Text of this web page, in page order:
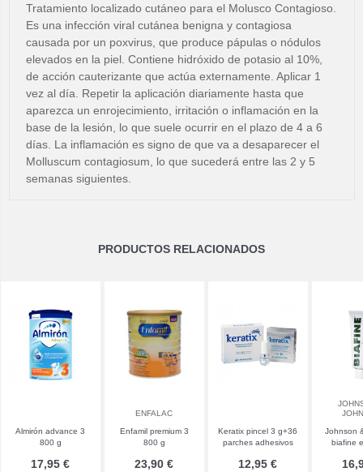
Tratamiento localizado cutáneo para el Molusco Contagioso.
Es una infección viral cutánea benigna y contagiosa
causada por un poxvirus, que produce pápulas o nódulos
elevados en la piel. Contiene hidróxido de potasio al 10%,
de acción cauterizante que actúa externamente. Aplicar 1
vez al día. Repetir la aplicación diariamente hasta que
aparezca un enrojecimiento, irritación o inflamación en la
base de la lesión, lo que suele ocurrir en el plazo de 4 a 6
días. La inflamación es signo de que va a desaparecer el
Molluscum contagiosum, lo que sucederá entre las 2 y 5
semanas siguientes.
PRODUCTOS RELACIONADOS
Almirón advance 3
800 g
17,95 €
ENFALAC
Enfamil premium 3
800 g
23,90 €
Keratix pincel 3 g+36
parches adhesivos
12,95 €
Johnson
biafine